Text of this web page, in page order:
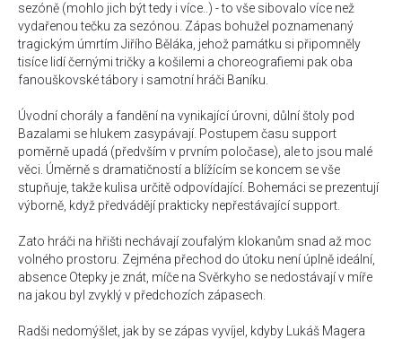
sezóně (mohlo jich být tedy i více..) - to vše sibovalo více než
vydařenou tečku za sezónou. Zápas bohužel poznamenaný
tragickým úmrtím Jiřího Běláka, jehož památku si připomněly
tisíce lidí černými tričky a košilemi a choreografiemi pak oba
fanouškovské tábory i samotní hráči Baníku.
Úvodní chorály a fandění na vynikající úrovni, důlní štoly pod
Bazalami se hlukem zasypávají. Postupem času support
poměrně upadá (předvším v prvním poločase), ale to jsou malé
věci. Úměrně s dramatičností a blížícím se koncem se vše
stupňuje, takže kulisa určitě odpovídající. Bohemáci se prezentují
výborně, když předvádějí prakticky nepřestávající support.
Zato hráči na hřišti nechávají zoufalým klokanům snad až moc
volného prostoru. Zejména přechod do útoku není úplně ideální,
absence Otepky je znát, míče na Svěrkyho se nedostávají v míře
na jakou byl zvyklý v předchozích zápasech.
Radši nedomýšlet, jak by se zápas vyvíjel, kdyby Lukáš Magera